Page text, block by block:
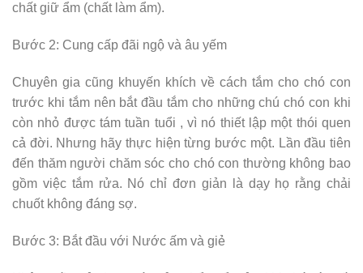
chất giữ ẩm (chất làm ẩm).
Bước 2: Cung cấp đãi ngộ và âu yếm
Chuyên gia cũng khuyến khích về cách tắm cho chó con
trước khi tắm nên bắt đầu tắm cho những chú chó con khi
còn nhỏ được tám tuần tuổi , vì nó thiết lập một thói quen
cả đời. Nhưng hãy thực hiện từng bước một. Lần đầu tiên
đến thăm người chăm sóc cho chó con thường không bao
gồm việc tắm rửa. Nó chỉ đơn giản là dạy họ rằng chải
chuốt không đáng sợ.
Bước 3: Bắt đầu với Nước ấm và giẻ